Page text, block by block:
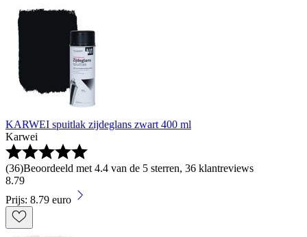
KARWEI spuitlak zijdeglans zwart 400 ml
Karwei
(36)Beoordeeld met 4.4 van de 5 sterren, 36 klantreviews
8.79
Prijs: 8.79 euro